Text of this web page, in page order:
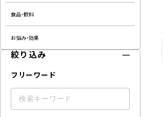
食品・飲料
お悩み・効果
絞り込み
フリーワード